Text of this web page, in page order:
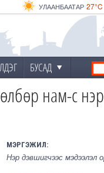
27°C
УЛААНБААТАР
31°C
ДАРХАН
28°C
ЭРДЭНЭТ
БУСАД
нам-с
МЭРГЭЖИЛ:
Нэр дэвшигчээс мэдээлэл